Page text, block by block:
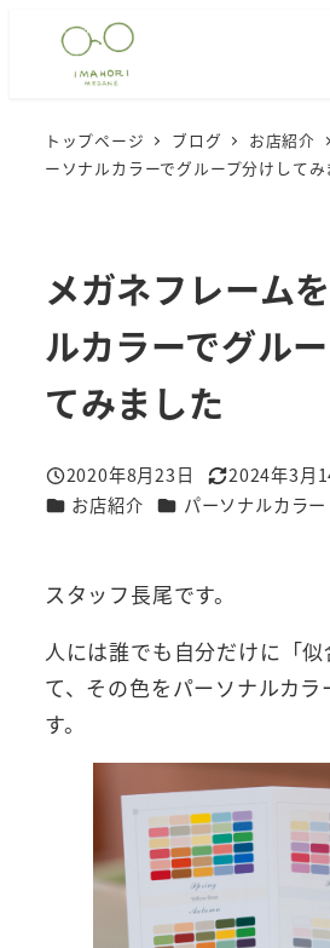
トップページ ブログ お店紹介
ーソナルカラーでグループ分けしてみ
メガネフレーム
ルカラーでグル
てみました
投稿日
2020年8月23日
更新日
2024年3月
カテゴリー
お店紹介 カテゴリー
パーソナルカラー
スタッフ長尾です。
人には誰でも自分だけに「
て、その色をパーソナルカラ
す。